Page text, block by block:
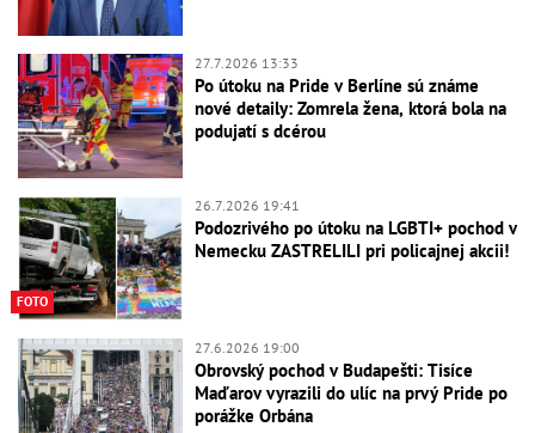
27.7.2026 13:33
Po útoku na Pride v Berlíne sú známe
nové detaily: Zomrela žena, ktorá bola na
podujatí s dcérou
FOTO
26.7.2026 19:41
Podozrivého po útoku na LGBTI+ pochod v
Nemecku ZASTRELILI pri policajnej akcii!
27.6.2026 19:00
Obrovský pochod v Budapešti: Tisíce
Maďarov vyrazili do ulíc na prvý Pride po
porážke Orbána